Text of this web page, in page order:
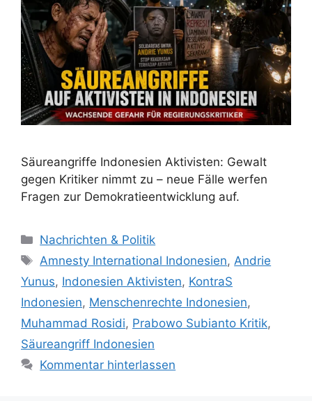
Säureangriffe Indonesien Aktivisten: Gewalt
gegen Kritiker nimmt zu – neue Fälle werfen
Fragen zur Demokratieentwicklung auf.
Kategorien
Nachrichten & Politik
Schlagwörter
Amnesty International Indonesien,Andrie
Yunus, Indonesien Aktivisten, KontraS
Indonesien, Menschenrechte Indonesien,
Muhammad Rosidi, Prabowo Subianto Kritik,
Säureangriff Indonesien
Kommentar hinterlassen